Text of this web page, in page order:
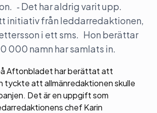
‑ Det har aldrig varit upp.
initiativ från leddarredaktionen,
i ett sms. Hon berättar
000 namn har samlats in.
Aftonbladet har berättat att
tyckte att allmänredaktionen skulle
Det är en uppgift som
chef Karin